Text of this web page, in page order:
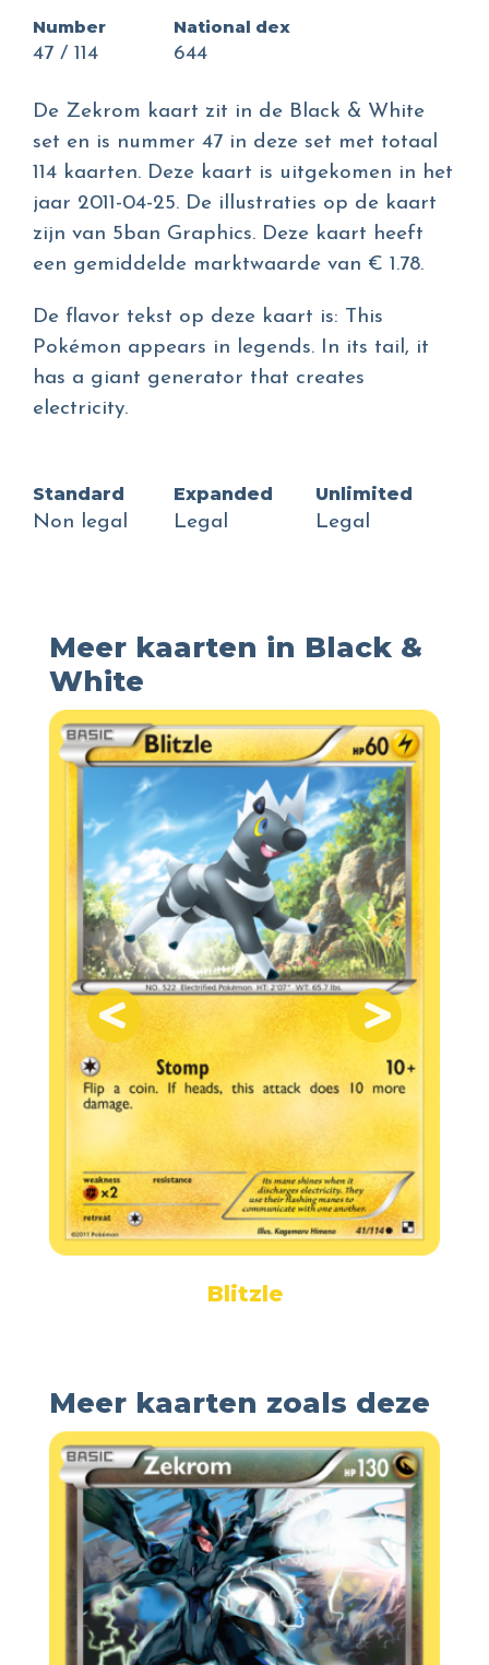
Number
47 / 114
National dex
644
De Zekrom kaart zit in de Black & White
set en is nummer 47 in deze set met totaal
114 kaarten. Deze kaart is uitgekomen in het
jaar 2011-04-25. De illustraties op de kaart
zijn van 5ban Graphics. Deze kaart heeft
een gemiddelde marktwaarde van € 1.78.
De flavor tekst op deze kaart is: This
Pokémon appears in legends. In its tail, it
has a giant generator that creates
electricity.
Standard
Non legal
Expanded
Legal
Unlimited
Legal
Meer kaarten in Black &
White
Blitzle
Meer kaarten zoals deze